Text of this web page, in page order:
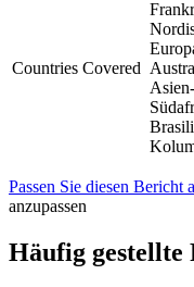
Countries Covered
Passen Sie diesen Bericht
anzupassen
Häufig gestellte